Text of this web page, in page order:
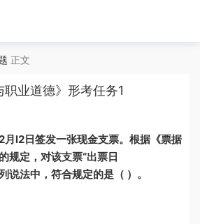
正文
业道德》形考任务1
月l2日签发一张现金支票。根据《票据
规定，对该支票“出票日
说法中，符合规定的是（ ）。